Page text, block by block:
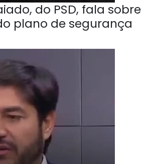
do PSD, fala sobre
plano de segurança